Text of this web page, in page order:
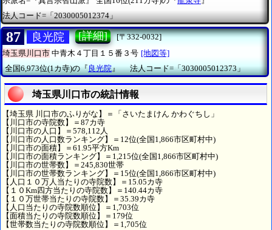
法人コード=「2030005012374」
87 良光院 [詳細]
[〒332-0032]
埼玉県川口市 中青木４丁目１５番３号 [地図等]
全国6,973位(1カ寺)の『良光院』 法人コード=「3030005012373」
埼玉県川口市の統計情報
【埼玉県 川口市のふりがな】＝「さいたまけん かわぐちし」
【川口市の寺院数】＝87カ寺
【川口市の人口】＝578,112人
【川口市の人口数ランキング】＝12位(全国1,866市区町村中)
【川口市の面積】＝61.95平方Km
【川口市の面積ランキング】＝1,215位(全国1,866市区町村中)
【川口市の世帯数】＝245,830世帯
【川口市の世帯数ランキング】＝15位(全国1,866市区町村中)
【人口１０万人当たりの寺院数】＝15.05カ寺
【１０Km四方当たりの寺院数】＝140.44カ寺
【１０万世帯当たりの寺院数】＝35.39カ寺
【人口当たりの寺院数順位】＝1,703位
【面積当たりの寺院数順位】＝179位
【世帯数当たりの寺院数順位】＝1,705位